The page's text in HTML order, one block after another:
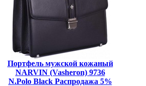
Портфель мужской кожаный
NARVIN (Vasheron) 9736
N.Polo Black Распродажа 5%